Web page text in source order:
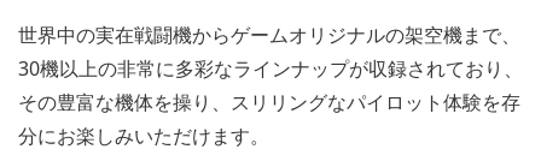
世界中の実在戦闘機からゲームオリジナルの架空機まで、
30機以上の非常に多彩なラインナップが収録されており、
その豊富な機体を操り、スリリングなパイロット体験を存
分にお楽しみいただけます。